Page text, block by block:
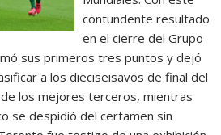
contundente resultado
en el cierre del Grupo
sus primeros tres puntos y dejó
a los dieciseisavos de final del
los mejores terceros, mientras
se despidió del certamen sin